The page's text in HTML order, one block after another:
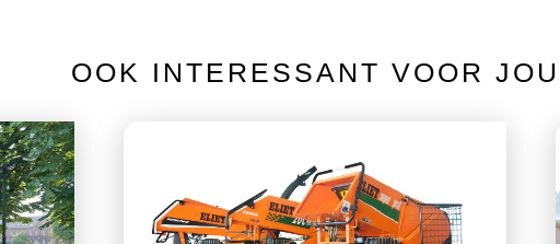
OOK INTERESSANT VOOR JOU